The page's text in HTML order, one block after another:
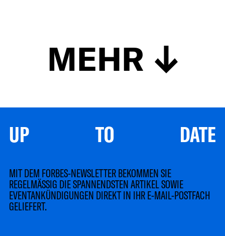
MEHR
UP TO DATE
MIT DEM FORBES-NEWSLETTER BEKOMMEN SIE
REGELMÄSSIG DIE SPANNENDSTEN ARTIKEL SOWIE
EVENTANKÜNDIGUNGEN DIREKT IN IHR E-MAIL-POSTFACH
GELIEFERT.